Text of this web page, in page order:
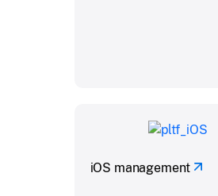
iOS management